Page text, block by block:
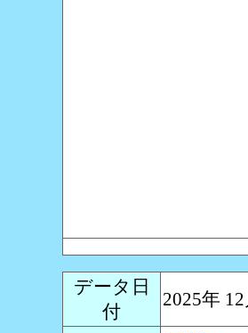
データ日
付
2025年